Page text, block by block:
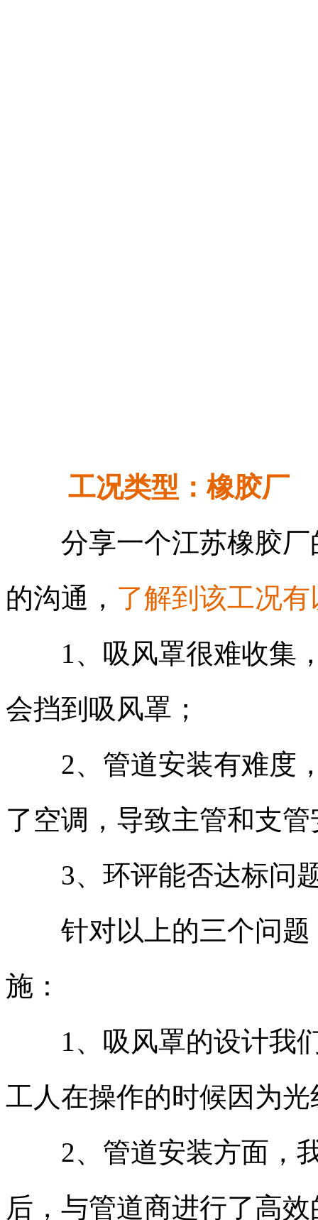
工况类型：橡胶厂
分享一个江苏橡胶厂
的沟通， 了解到该工况
1、吸风罩很难收集，
会挡到吸风罩；
2、管道安装有难度，
了空调，导致主管和支
3、环评能否达标问
针对以上的三个问题
施：
1、吸风罩的设计我们
工人在操作的时候因为
2、管道安装方面，我
后，与管道商进行了高